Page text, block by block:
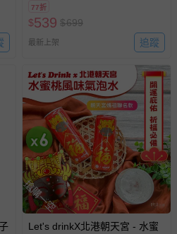
77折
$539 $699
最新上架 追蹤
搶購一空
Let's drinkX北港朝天宮 - 水蜜